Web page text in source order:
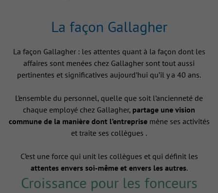
La façon Gallagher
La façon Gallagher : les attentes quant à la façon dont les
affaires sont menées chez Gallagher sont tout aussi
pertinentes et significatives aujourd’hui qu’il y a 40 ans.
L’ensemble du personnel, quelle que soit l’ancienneté de
chaque employé chez Gallagher, partage une vision
commune de la manière dont l’entreprisemène ses activités
et traite ses collègues .
C’est une force qui unit les collègues et qui définit les
attentes envers soi-même et envers les autres.
Croissance pour les fonceurs